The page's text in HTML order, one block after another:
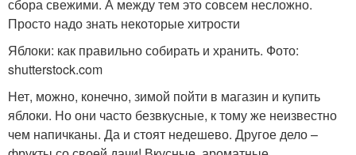
сбора свежими. А между тем это совсем несложно.
Просто надо знать некоторые хитрости
Яблоки: как правильно собирать и хранить. Фото:
shutterstock.com
Нет, можно, конечно, зимой пойти в магазин и купить
яблоки. Но они часто безвкусные, к тому же неизвестно
чем напичканы. Да и стоят недешево. Другое дело –